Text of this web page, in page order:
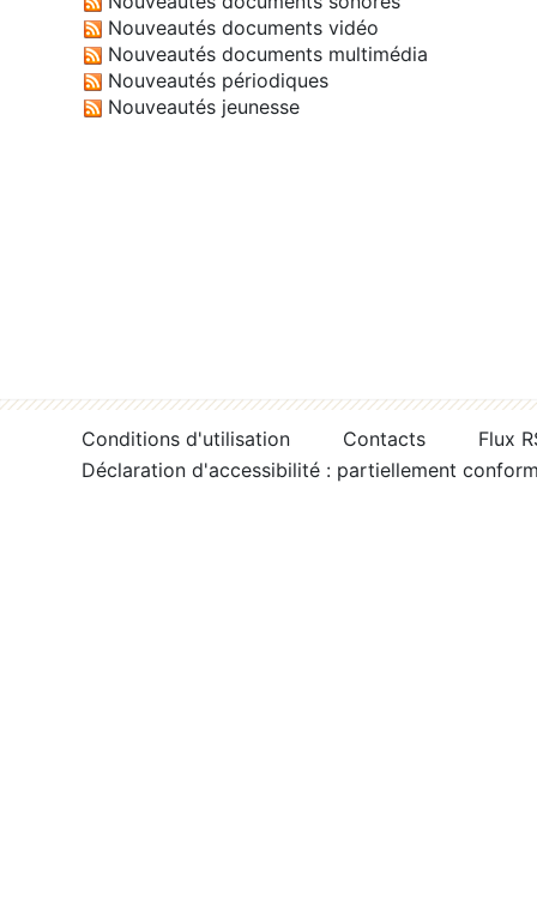
Nouveautés documents vidéo
Nouveautés documents multimédia
Nouveautés périodiques
Nouveautés jeunesse
Conditions d'utilisation Contacts
Flux
Déclaration d'accessibilité : partiellement